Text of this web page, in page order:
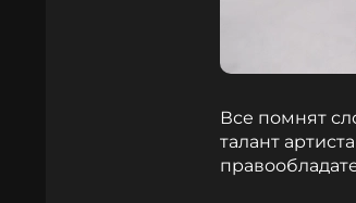
Все помнят
талант